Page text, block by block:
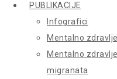
PUBLIKACIJE
Infografici
Mentalno
Mentalno
migranata